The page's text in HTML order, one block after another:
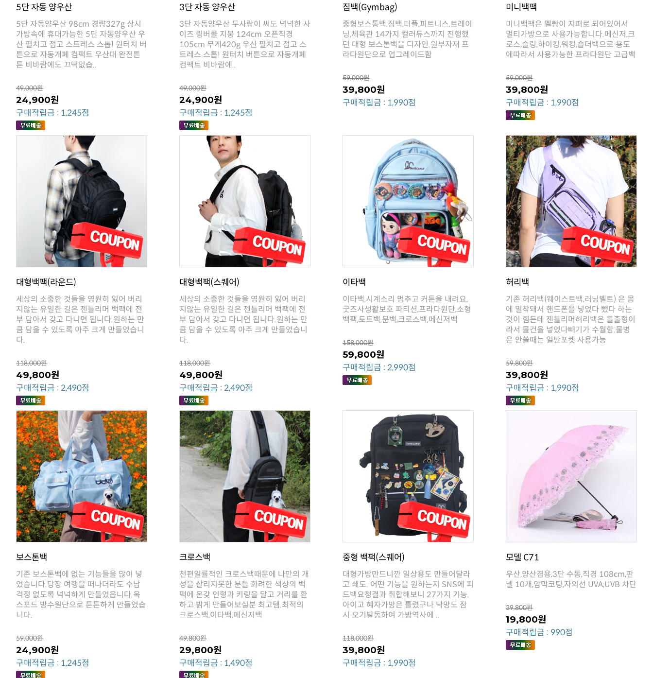
5단 자동 양우산
튼 비바람에도 끄떡없습..
49,000원
24,900원
구매적립금 : 1,245점
3단 자동 양우산
컴팩트 비바람에..
49,000원
24,900원
구매적립금 : 1,245점
짐백(Gymbag)
라다원단으로 업그레이드함
59,000원
39,800원
구매적립금 : 1,990점
미니백팩
에따라서 사용가능한 프라다원단 고급백
59,000원
39,800원
구매적립금 : 1,990점
대형백팩(라운드)
다.
118,000원
49,800원
구매적립금 : 2,490점
대형백팩(스퀘어)
다.
118,000원
49,800원
구매적립금 : 2,490점
이타백
백팩,토트백,문백,크로스백,메신저백
158,000원
59,800원
구매적립금 : 2,990점
허리백
은 안쓸때는 일반포켓 사용가능
59,800원
39,800원
구매적립금 : 1,990점
보스톤백
니다.
59,000원
24,900원
구매적립금 : 1,245점
크로스백
크로스백,이타백,메신저백
49,800원
29,800원
구매적립금 : 1,490점
중형 백팩(스퀘어)
시 오기발동하여 가방역사에 ..
118,000원
39,800원
구매적립금 : 1,990점
모델 C71
넬 10개,암막코팅,자외선 UVA,UVB 차단
39,800원
19,800원
구매적립금 : 990점